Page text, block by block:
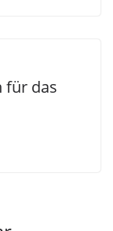
für das